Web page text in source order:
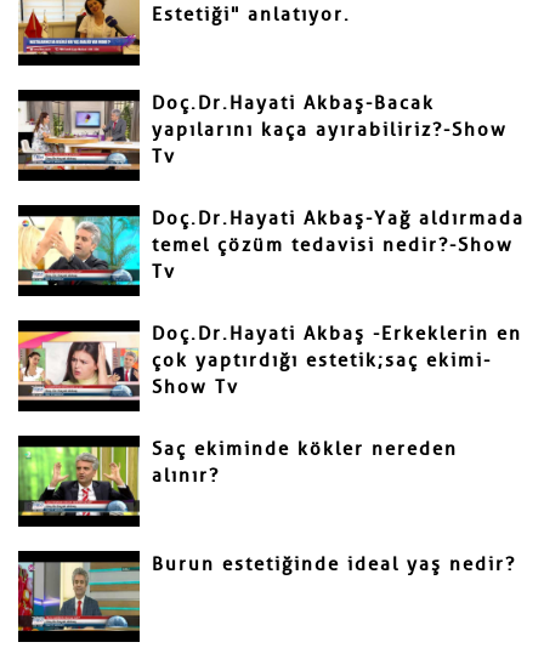
Gönder
Estetiği" anlatıyor.
Doç.Dr.Hayati Akbaş-Bacak
yapılarını kaça ayırabiliriz?-Show
Tv
Doç.Dr.Hayati Akbaş-Yağ aldırmada
temel çözüm tedavisi nedir?-Show
Tv
Doç.Dr.Hayati Akbaş -Erkeklerin en
çok yaptırdığı estetik;saç ekimi-
Show Tv
Saç ekiminde kökler nereden
alınır?
Burun estetiğinde ideal yaş nedir?